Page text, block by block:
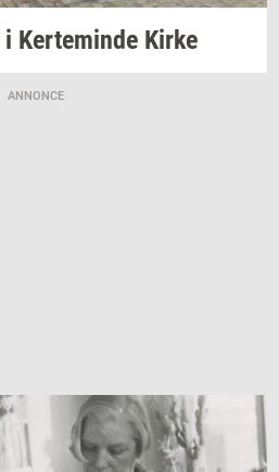
i Ker­te­min­de Kirke
ANNONCE